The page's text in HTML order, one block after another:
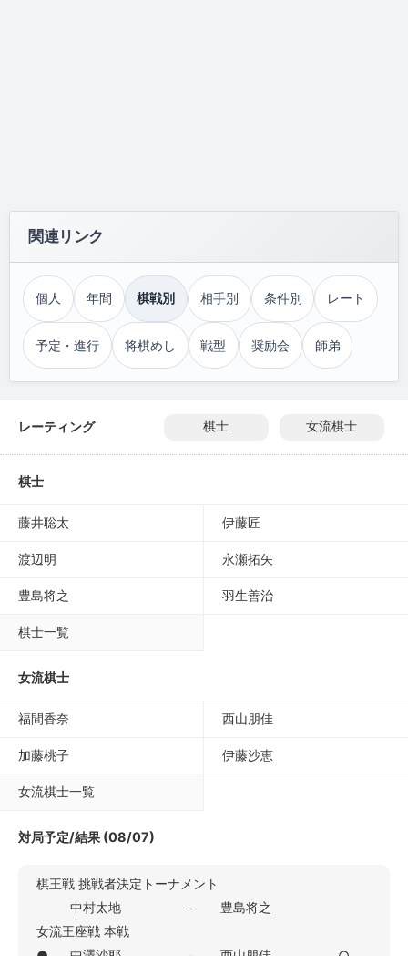
関連リンク
個人 年間 棋戦別 相手別 条件別 レート
予定・進行 将棋めし 戦型 奨励会 師弟
レーティング 棋士 女流棋士
棋士
藤井聡太 伊藤匠
渡辺明 永瀬拓矢
豊島将之 羽生善治
棋士一覧
女流棋士
福間香奈 西山朋佳
加藤桃子 伊藤沙恵
女流棋士一覧
対局予定/結果 (08/07)
棋王戦 挑戦者決定トーナメント
中村太地
-
豊島将之
女流王座戦 本戦